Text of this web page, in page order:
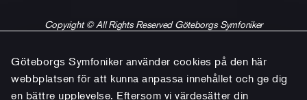
Göteborgs Symfoniker använder cookies på den här
webbplatsen för att kunna anpassa innehållet och ge dig
en bättre upplevelse. Eftersom vi värdesätter din
Copyright © All Rights Reserved Göteborgs Symfoniker